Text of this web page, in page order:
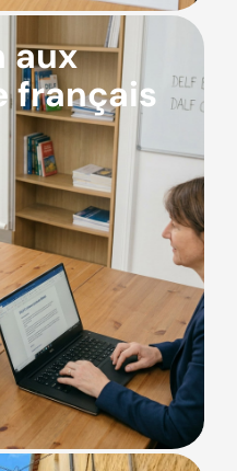
aux
français